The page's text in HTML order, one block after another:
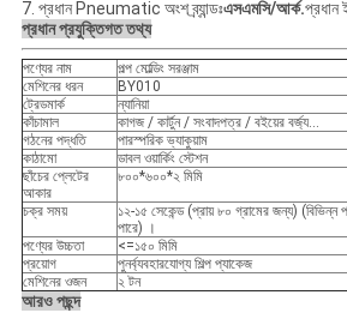
7. প্রধান Pneumatic অংশ ব্র্যান্ডঃএসএমসি/আর্ক.প্রধান
প্রধান প্রযুক্তিগত তথ্য
পণ্যের নাম
পল্প মোল্ডিং সরঞ্জাম
মেশিনের ধরন
BY010
ট্রেডমার্ক
ন্যানিয়া
কাঁচামাল
কাগজ / কার্টুন / সংবাদপত্র / বইয়ের বর্জ্য...
গঠনের পদ্ধতি
পারস্পরিক ভ্যাকুয়াম
কাঠামো
ডাবল ওয়ার্কিং স্টেশন
ছাঁচের প্লেটের
আকার
৮০০*৬০০*২ মিমি
চক্র সময়
১২-১৫ সেকেন্ড (প্রায় ৮০ গ্রামের জন্য)
পারে) ।
পণ্যের উচ্চতা
<=১৫০ মিমি
প্রয়োগ
পুনর্ব্যবহারযোগ্য শিল্প প্যাকেজ
মেশিনের ওজন
২ টন
আরও পছন্দ